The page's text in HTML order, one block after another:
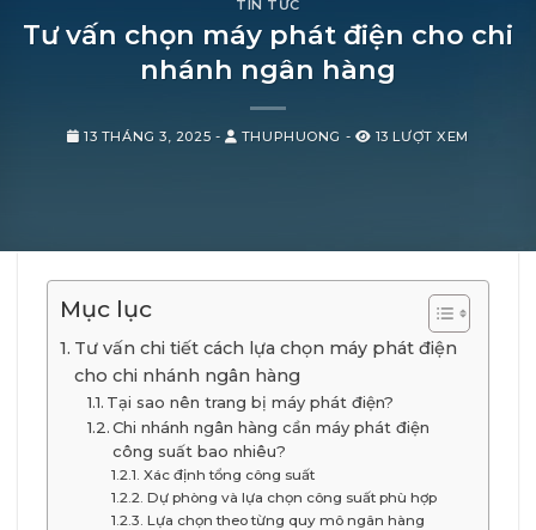
TIN TỨC
Tư vấn chọn máy phát điện cho chi
nhánh ngân hàng
13 THÁNG 3, 2025 - THUPHUONG - 13 LƯỢT XEM
Mục lục
Tư vấn chi tiết cách lựa chọn máy phát điện
cho chi nhánh ngân hàng
Tại sao nên trang bị máy phát điện?
Chi nhánh ngân hàng cần máy phát điện
công suất bao nhiêu?
Xác định tổng công suất
Dự phòng và lựa chọn công suất phù hợp
Lựa chọn theo từng quy mô ngân hàng